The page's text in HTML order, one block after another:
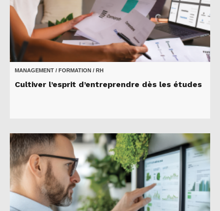
MANAGEMENT / FORMATION / RH
Cultiver l’esprit d’entreprendre dès les études